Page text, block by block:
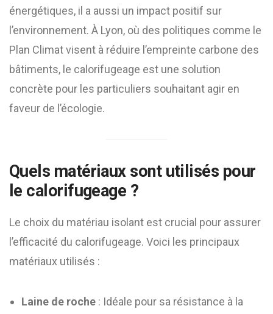
énergétiques, il a aussi un impact positif sur
l’environnement. À Lyon, où des politiques comme le
Plan Climat visent à réduire l’empreinte carbone des
bâtiments, le calorifugeage est une solution
concrète pour les particuliers souhaitant agir en
faveur de l’écologie.
Quels matériaux sont utilisés pour
le calorifugeage ?
Le choix du matériau isolant est crucial pour assurer
l’efficacité du calorifugeage. Voici les principaux
matériaux utilisés :
Laine de roche : Idéale pour sa résistance à la